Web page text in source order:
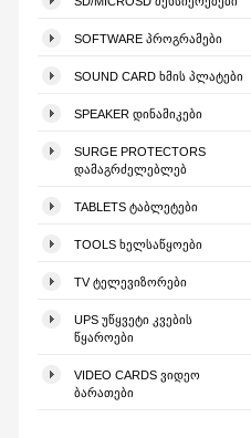
SOFTWARE ᲞᲠᲝᲒᲠᲐᲛᲔᲑᲘ
SOUND CARD ᲮᲛᲘᲡ ᲞᲚᲐᲢᲔᲑᲘ
SPEAKER ᲓᲘᲜᲐᲛᲘᲙᲔᲑᲘ
SURGE PROTECTORS
ᲓᲐᲛᲐᲒᲠᲫᲔᲚᲔᲑᲚᲔᲑ
TABLETS ᲢᲐᲑᲚᲔᲢᲔᲑᲘ
TOOLS ᲮᲔᲚᲡᲐᲬᲧᲝᲔᲑᲘ
TV ᲢᲔᲚᲔᲕᲘᲖᲝᲠᲔᲑᲘ
UPS ᲣᲬᲧᲕᲔᲢᲘ ᲙᲕᲔᲑᲘᲡ
ᲬᲧᲐᲠᲝᲔᲑᲘ
VIDEO CARDS ᲕᲘᲓᲔᲝ
ᲑᲐᲠᲐᲗᲔᲑᲘ